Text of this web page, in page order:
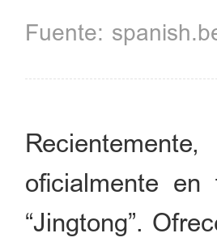
oficialmente
“Jingtong”.